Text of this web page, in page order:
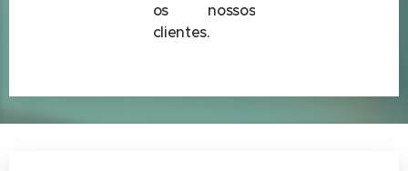
os nossos
clientes.